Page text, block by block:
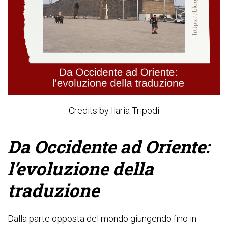
Credits by Ilaria Tripodi
Da Occidente ad Oriente:
l’evoluzione della
traduzione
Dalla parte opposta del mondo giungendo fino in